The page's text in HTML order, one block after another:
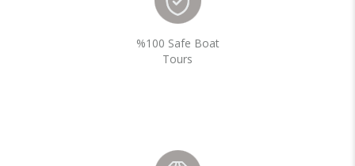
%100 Safe Boat
Tours